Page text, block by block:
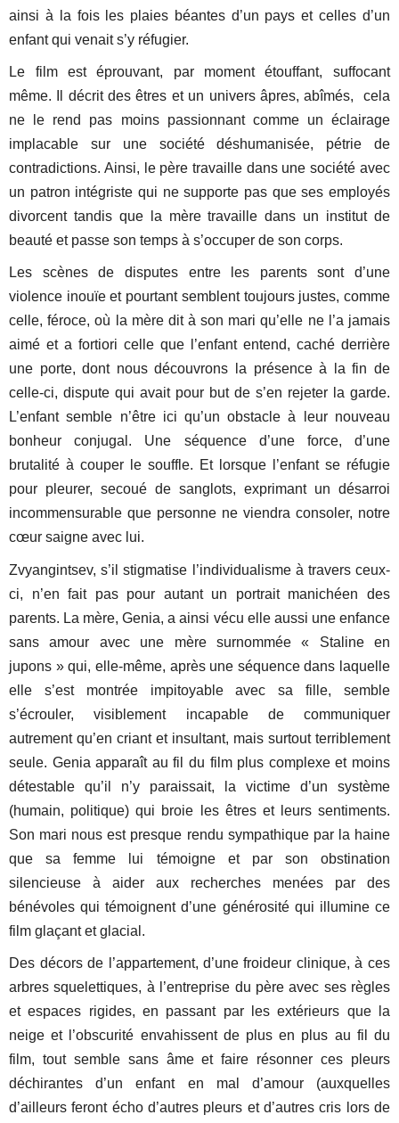
ainsi à la fois les plaies béantes d’un pays et celles d’un
enfant qui venait s’y réfugier.
Le film est éprouvant, par moment étouffant, suffocant
même. Il décrit des êtres et un univers âpres, abîmés, cela
ne le rend pas moins passionnant comme un éclairage
implacable sur une société déshumanisée, pétrie de
contradictions. Ainsi, le père travaille dans une société avec
un patron intégriste qui ne supporte pas que ses employés
divorcent tandis que la mère travaille dans un institut de
beauté et passe son temps à s’occuper de son corps.
Les scènes de disputes entre les parents sont d’une
violence inouïe et pourtant semblent toujours justes, comme
celle, féroce, où la mère dit à son mari qu’elle ne l’a jamais
aimé et a fortiori celle que l’enfant entend, caché derrière
une porte, dont nous découvrons la présence à la fin de
celle-ci, dispute qui avait pour but de s’en rejeter la garde.
L’enfant semble n’être ici qu’un obstacle à leur nouveau
bonheur conjugal. Une séquence d’une force, d’une
brutalité à couper le souffle. Et lorsque l’enfant se réfugie
pour pleurer, secoué de sanglots, exprimant un désarroi
incommensurable que personne ne viendra consoler, notre
cœur saigne avec lui.
Zvyangintsev, s’il stigmatise l’individualisme à travers ceux-
ci, n’en fait pas pour autant un portrait manichéen des
parents. La mère, Genia, a ainsi vécu elle aussi une enfance
sans amour avec une mère surnommée « Staline en
jupons » qui, elle-même, après une séquence dans laquelle
elle s’est montrée impitoyable avec sa fille, semble
s’écrouler, visiblement incapable de communiquer
autrement qu’en criant et insultant, mais surtout terriblement
seule. Genia apparaît au fil du film plus complexe et moins
détestable qu’il n’y paraissait, la victime d’un système
(humain, politique) qui broie les êtres et leurs sentiments.
Son mari nous est presque rendu sympathique par la haine
que sa femme lui témoigne et par son obstination
silencieuse à aider aux recherches menées par des
bénévoles qui témoignent d’une générosité qui illumine ce
film glaçant et glacial.
Des décors de l’appartement, d’une froideur clinique, à ces
arbres squelettiques, à l’entreprise du père avec ses règles
et espaces rigides, en passant par les extérieurs que la
neige et l’obscurité envahissent de plus en plus au fil du
film, tout semble sans âme et faire résonner ces pleurs
déchirantes d’un enfant en mal d’amour (auxquelles
d’ailleurs feront écho d’autres pleurs et d’autres cris lors de